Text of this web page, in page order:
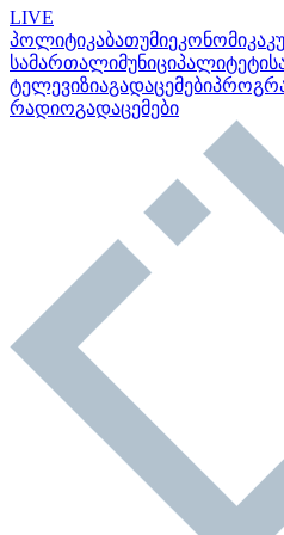
LIVE
პოლიტიკაბათუმიეკონომიკა
სამართალიმუნიციპალიტეტი
ტელევიზიაგადაცემები
რადიოგადაცემები